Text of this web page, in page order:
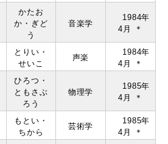
かたお
か・ぎど
う
⾳楽学
1984年
4月 ＊
とりい・
せいこ
声楽
1984年
4月 ＊
ひろつ・
ともさぶ
ろう
物理学
1985年
4月 ＊
もとい・
ちから
芸術学
1985年
4月 ＊